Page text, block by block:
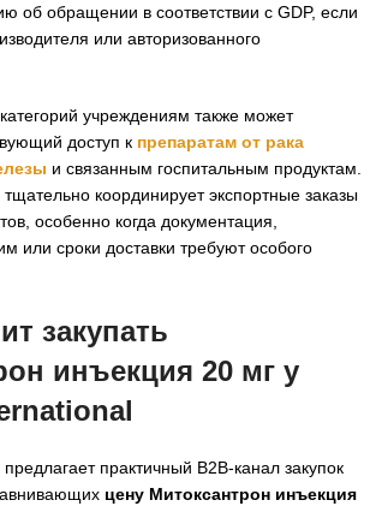
об обращении в соответствии с GDP, если
или авторизованного
учреждениям также может
доступ к препаратам от рака
и связанным госпитальным продуктам.
координирует экспортные заказы
особенно когда документация,
или сроки доставки требуют особого
закупать
инъекция 20 мг у
практичный B2B-канал закупок
цену Митоксантрон инъекция